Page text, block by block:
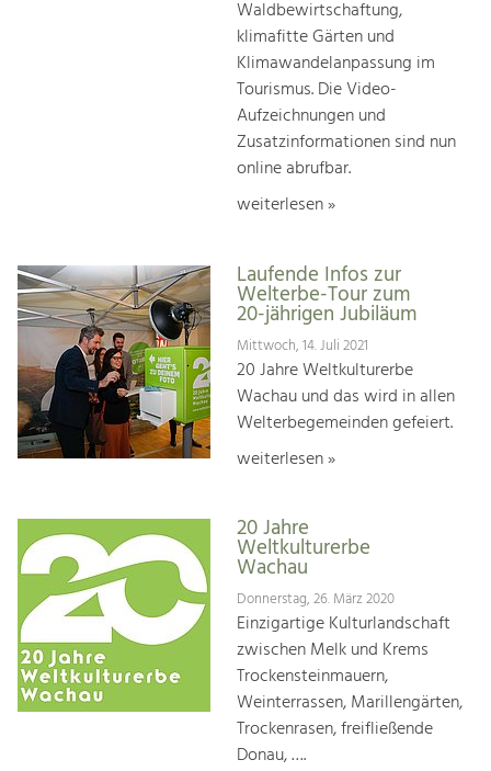
Waldbewirtschaftung,
klimafitte Gärten und
Klimawandelanpassung im
Tourismus. Die Video-
Aufzeichnungen und
Zusatzinformationen sind nun
online abrufbar.
weiterlesen »
Laufende Infos zur
Welterbe-Tour zum
20-jährigen Jubiläum
Mittwoch, 14. Juli 2021
20 Jahre Weltkulturerbe
Wachau und das wird in allen
Welterbegemeinden gefeiert.
weiterlesen »
20 Jahre
Weltkulturerbe
Wachau
Donnerstag, 26. März 2020
Einzigartige Kulturlandschaft
zwischen Melk und Krems
Trockensteinmauern,
Weinterrassen, Marillengärten,
Trockenrasen, freifließende
Donau, ….